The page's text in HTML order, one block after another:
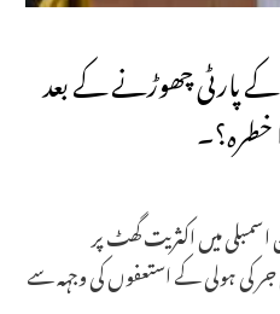
پارٹی چھوڑنے کے بعد
خطرہ؟۔
اسمبلی میں اکثریت گھٹ پر
جر کی ہولی کے استعفوں کی وجہہ سے